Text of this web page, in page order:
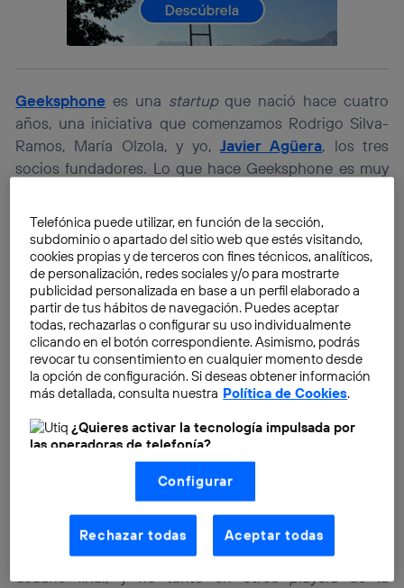
Geeksphone es una startupque nació hace cuatro
años, una iniciativa que comenzamos Rodrigo Silva-
Ramos, María Olzola, y yo, Javier Agüera, los tres
socios fundadores. Lo que hace Geeksphone es muy
móviles, desarrollamos telefonía móvil libre, y nacimos
con un objetivo muy claro, que es aportar una visión
más fresca a la industria de la telefonía móvil.
Fuimos pioneros tecnológicamente, fuimos la primera
marca europea en lanzar un terminal Android al
mercado, elGeeksphone Zero, que fue uno de los
primeros terminales en romper la barrera de los
doscientos euros, y lo que nosotros proponemos es
una telefonía móvil libre muy cercana al usuario final,
estar muy en contacto con él, tanto para conocer las
últimas tendencias tecnológicas que luego se
traducen en productos, como para luego darle un
soporte a sus productos una vez los han adquirido.
Esa es nuestra experiencia, nuestro enfoque en el
usuario final, y no tanto en otrosplayersde la
Telefónica puede utilizar, en función de la sección,
subdominio o apartado del sitio web que estés visitando,
cookies propias y de terceros con fines técnicos, analíticos,
de personalización, redes sociales y/o para mostrarte
publicidad personalizada en base a un perfil elaborado a
partir de tus hábitos de navegación. Puedes aceptar
todas, rechazarlas o configurar su uso individualmente
clicando en el botón correspondiente. Asimismo, podrás
revocar tu consentimiento en cualquier momento desde
la opción de configuración. Si deseas obtener información
más detallada, consulta nuestra Política de Cookies.
¿Quieres activar la tecnología impulsada por
las operadoras de telefonía?
Nosotros, Telefónica S.A., utilizamos la tecnología Utiq para
realizar nuestras acciones de marketing digital o análisis
(como se describe en este aviso de consentimiento)
basadas en tu navegación en nuestra(s) web(s)
aquí (solo cuando utilizas una conexión a
internet habilitada , proporcionada por una de las
operadoras de telefonía participantes, y otorgas tu
Configurar
Rechazar todas Aceptar todas